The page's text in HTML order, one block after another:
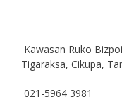
Kawasan Ruko
Tigaraksa, Cikupa,
021-5964 3981